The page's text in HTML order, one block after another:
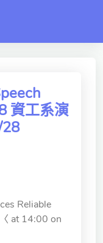
資工系演
Reliable
at 14:00 on